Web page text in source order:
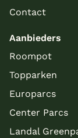
Contact
Aanbieders
Roompot
Topparken
Europarcs
Center Parcs
Landal